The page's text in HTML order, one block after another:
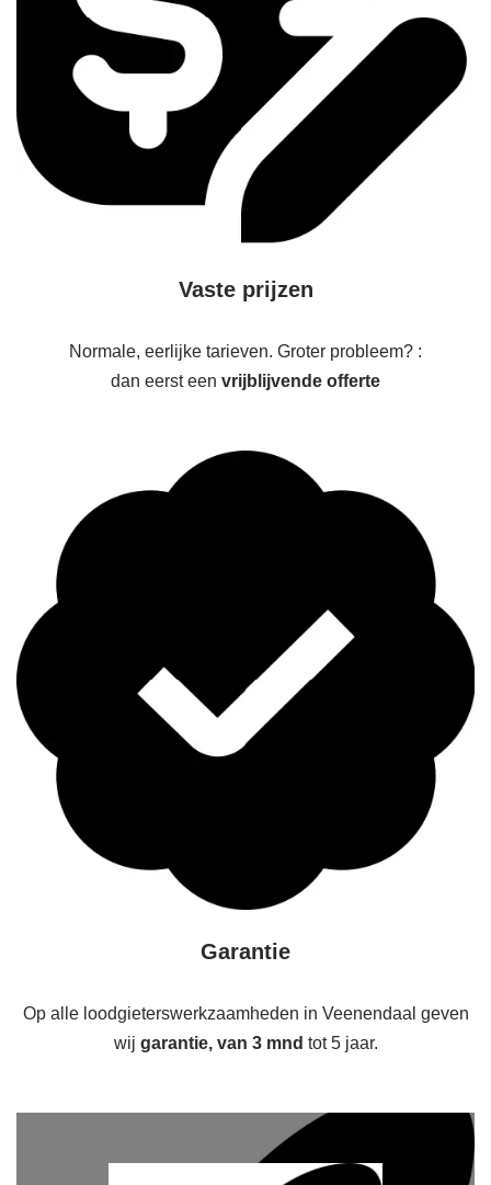
Vaste prijzen
Normale, eerlijke tarieven. Groter probleem? :
dan eerst een vrijblijvende offerte
Garantie
Op alle loodgieterswerkzaamheden in Veenendaal geven
wij garantie, van 3 mnd tot 5 jaar.